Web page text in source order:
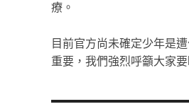
療。
目前官方尚未確定少年是
重要，我們強烈呼籲大家